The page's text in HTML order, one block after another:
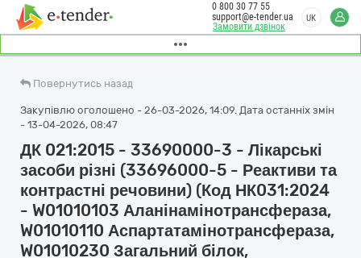
Замовити дзвінок
0 800 30 77 55
support@e-tender.ua
UK
Повернутись назад
Закупівлю оголошено - 26-03-2026, 14:09. Дата останніх змін
- 13-04-2026, 08:47
ДК 021:2015 - 33690000-3 - Лікарські
засоби різні (33696000-5 - Реактиви та
контрастні речовини) (Код НК031:2024
- W01010103 Аланінамінотрансфераза,
W01010110 Аспартатамінотрансфераза,
W01010230 Загальний білок,